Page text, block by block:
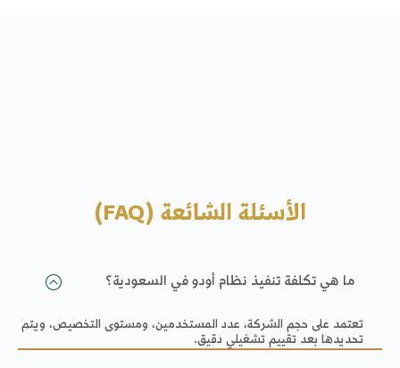
الأسئلة الشائعة (FAQ)
تنفيذ نظام أودو في السعودية؟
الشركة، عدد المستخدمين، ومستوى التخصيص، ويتم
تقييم تشغيلي دقيق.